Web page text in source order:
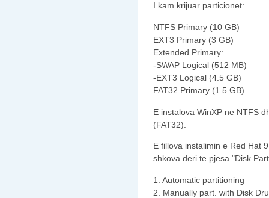
I kam krijuar particionet:
NTFS Primary (10 GB)
EXT3 Primary (3 GB)
Extended Primary:
-SWAP Logical (512 MB)
-EXT3 Logical (4.5 GB)
FAT32 Primary (1.5 GB)
E instalova WinXP ne NTFS
(FAT32).
E fillova instalimin e Red Hat
shkova deri te pjesa "Disk
1. Automatic partitioning
2. Manually part. with Disk